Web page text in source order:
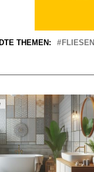
THEMEN: FLIESEN